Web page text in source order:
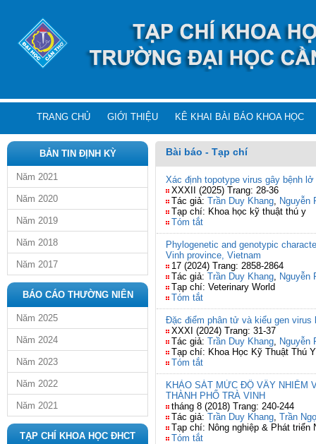
TRANG CHỦ GIỚI THIỆU KÊ KHAI BÀI BÁO KHOA HỌC
BẢN TIN ĐỊNH KỲ
Năm 2021
Năm 2020
Năm 2019
Năm 2018
Năm 2017
BÁO CÁO THƯỜNG NIÊN
Năm 2025
Năm 2024
Năm 2023
Năm 2022
Năm 2021
TẠP CHÍ KHOA HỌC ĐHCT
Bài báo - Tạp chí
Xác định topotype virus gây bệnh
XXXII (2025) Trang: 28-36
Tác giả: Trần Duy Khang, Nguyễn
Tạp chí: Khoa học kỹ thuật thú y
Tóm tắt
Phylogenetic and genotypic
Vinh province, Vietnam
17 (2024) Trang: 2858-2864
Tác giả: Trần Duy Khang, Nguyễn
Tạp chí: Veterinary World
Tóm tắt
Đặc điểm phân tử và kiểu gen virus
XXXI (2024) Trang: 31-37
Tác giả: Trần Duy Khang, Nguyễn
Tạp chí: Khoa Học Kỹ Thuật Thú Y
Tóm tắt
KHẢO SÁT MỨC ĐỘ VẤY NHIỄM
THÀNH PHỐ TRÀ VINH
tháng 8 (2018) Trang: 240-244
Tác giả: Trần Duy Khang, Trần
Tạp chí: Nông nghiệp & Phát triển
Tóm tắt